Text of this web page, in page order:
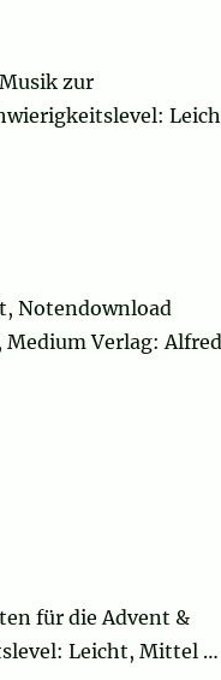
zur
Notendownload
Verlag:
für die Advent &
Leicht, Mittel …